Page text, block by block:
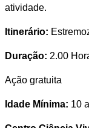
atividade.
Itinerário:
Duração: 2.00
Ação gratuita
Idade Mínima: 10